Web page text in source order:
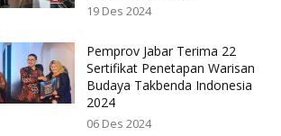
19 Des 2024
Pemprov Jabar Terima 22
Sertifikat Penetapan Warisan
Budaya Takbenda Indonesia
2024
06 Des 2024